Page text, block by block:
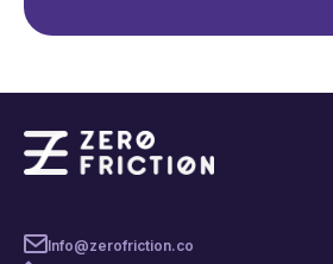
Info@zerofriction.co